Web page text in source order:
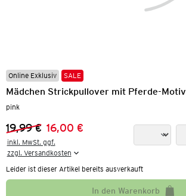
Online Exklusiv SALE
Mädchen Strickpullover mit Pferde-Motiv
pink
Vorheriger Preis:
19,99 €
Neuer Preis:
16,00 €
inkl. MwSt. ggf.
zzgl. Versandkosten
Leider ist dieser Artikel bereits ausverkauft
In den Warenkorb